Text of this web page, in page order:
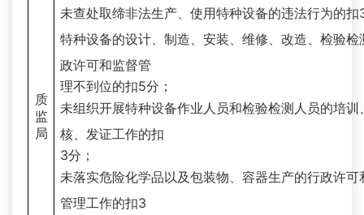
质
监
局
未查处取缔非法生产、使用特种设备的违法行为的扣
特种设备的设计、制造、安装、维修、改造、检验检
政许可和监督管
理不到位的扣5分；
未组织开展特种设备作业人员和检验检测人员的培训
核、发证工作的扣
3分；
未落实危险化学品以及包装物、容器生产的行政许可
管理工作的扣3